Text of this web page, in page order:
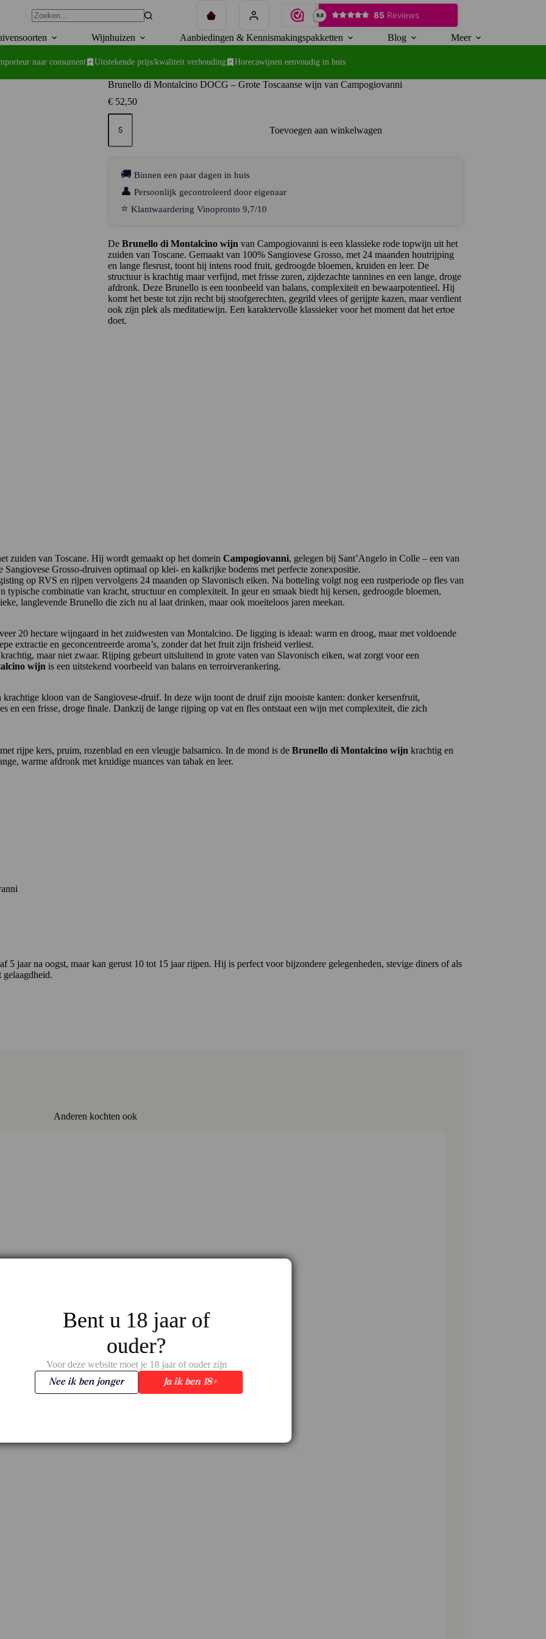
Winkelwagen
Wijnhuizen Aanbiedingen & Kennismakingspakketten Blog Meer
naar consument Uitstekende prijs/kwaliteit verhouding Horecawijnen eenvoudig in huis
Brunello di Montalcino DOCG – Grote Toscaanse wijn van Campogiovanni
€52,50
Brunello
DOCG
Grote
Toscaanse
wijn
Campogiovanni
Toevoegen aan winkelwagen
🚚 Binnen een paar dagen in huis
👤 Persoonlijk gecontroleerd door eigenaar
⭐ Klantwaardering Vinopronto 9,7/10
De Brunello di Montalcino wijn van Campogiovanni is een klassieke rode topwijn uit het
zuiden van Toscane. Gemaakt van 100% Sangiovese Grosso, met 24 maanden houtrijping
en lange flesrust, toont hij intens rood fruit, gedroogde bloemen, kruiden en leer. De
structuur is krachtig maar verfijnd, met frisse zuren, zijdezachte tannines en een lange, droge
afdronk. Deze Brunello is een toonbeeld van balans, complexiteit en bewaarpotentieel. Hij
komt het beste tot zijn recht bij stoofgerechten, gegrild vlees of gerijpte kazen, maar verdient
ook zijn plek als meditatiewijn. Een karaktervolle klassieker voor het moment dat het ertoe
doet.
zuiden van Toscane. Hij wordt gemaakt op het domein Campogiovanni, gelegen bij Sant’Angelo in Colle – een van
Grosso-druiven optimaal op klei- en kalkrijke bodems met perfecte zonexpositie.
op RVS en rijpen vervolgens 24 maanden op Slavonisch eiken. Na botteling volgt nog een rustperiode op fles van
typische combinatie van kracht, structuur en complexiteit. In geur en smaak biedt hij kersen, gedroogde bloemen,
langlevende Brunello die zich nu al laat drinken, maar ook moeiteloos jaren meekan.
20 hectare wijngaard in het zuidwesten van Montalcino. De ligging is ideaal: warm en droog, maar met voldoende
extractie en geconcentreerde aroma’s, zonder dat het fruit zijn frisheid verliest.
maar niet zwaar. Rijping gebeurt uitsluitend in grote vaten van Slavonisch eiken, wat zorgt voor een
wijn is een uitstekend voorbeeld van balans en terroirverankering.
krachtige kloon van de Sangiovese-druif. In deze wijn toont de druif zijn mooiste kanten: donker kersenfruit,
en een frisse, droge finale. Dankzij de lange rijping op vat en fles ontstaat een wijn met complexiteit, die zich
rijpe kers, pruim, rozenblad en een vleugje balsamico. In de mond is de Brunello di Montalcino wijn krachtig en
warme afdronk met kruidige nuances van tabak en leer.
5 jaar na oogst, maar kan gerust 10 tot 15 jaar rijpen. Hij is perfect voor bijzondere gelegenheden, stevige diners of als
Anderen kochten ook
Bent u 18 jaar of
ouder?
Voor deze website moet je 18 jaar of ouder zijn
Ja ik ben 18+
Nee ik ben jonger